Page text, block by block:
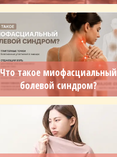
Что такое миофасциальный
болевой синдром?